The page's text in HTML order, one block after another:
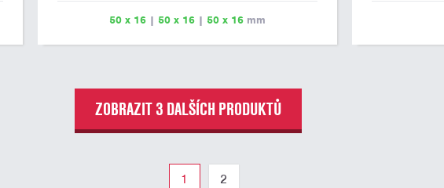
další podklady pro výrobu štítku je možné přiložit v
50 x 16| 50 x 16| 50 x 16mm
případné další
ZOBRAZIT 3 DALŠÍCH PRODUKTŮ
1 2